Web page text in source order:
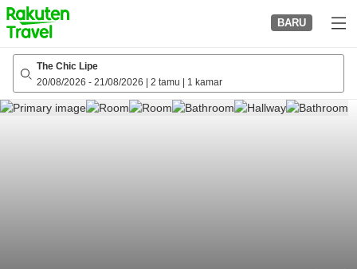
to
top
page
BARU
The Chic Lipe
20/08/2026 - 21/08/2026 2 tamu 1 kamar